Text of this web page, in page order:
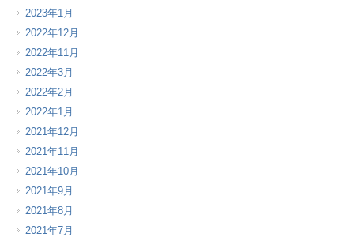
2023年1月
2022年12月
2022年11月
2022年3月
2022年2月
2022年1月
2021年12月
2021年11月
2021年10月
2021年9月
2021年8月
2021年7月